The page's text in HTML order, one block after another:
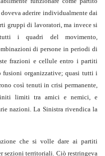
aderire individualmente dai
gruppi di lavoratori, ma invece si
i quadri del movimento,
di persone in periodi di
frazioni e cellule entro i partiti
fusioni organizzative; quasi tutti i
così tenuti in crisi permanente,
limiti tra amici e nemici, e
nazioni. La Sinistra rivendica la
che si volle dare ai partiti
sezioni territoriali. Ciò restringeva